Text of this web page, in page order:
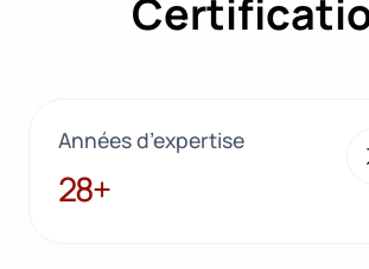
Années d’expertise
28+
28+